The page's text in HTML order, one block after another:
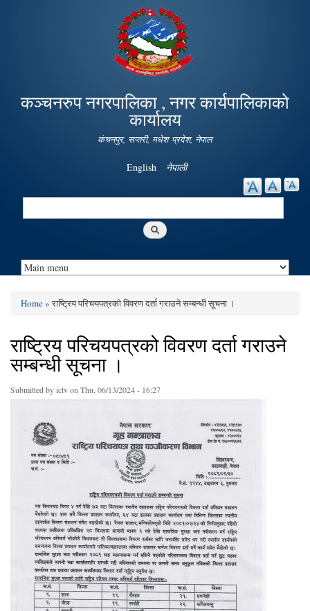
Skip to
main
content
कञ्चनरुप नगरपालिका , नगर कार्यपालिकाको
कार्यालय
कंचनपुर, सप्तरी, मधेश प्रदेश, नेपाल
English नेपाली
Search
You are here
Home» राष्ट्रिय परिचयपत्रको विवरण दर्ता गराउने सम्बन्धी सूचना ।
राष्ट्रिय परिचयपत्रको विवरण दर्ता गराउने
सम्बन्धी सूचना ।
Submitted byictvon Thu, 06/13/2024 - 16:27